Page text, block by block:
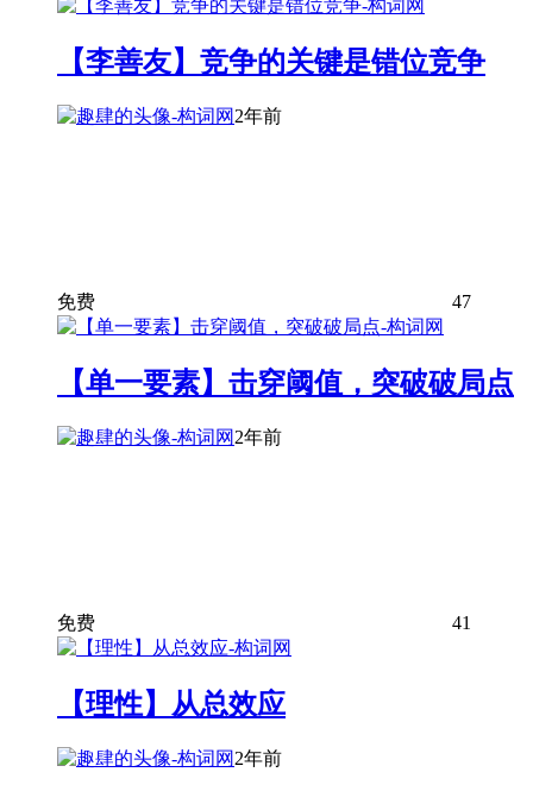
【李善友】竞争的关键是错位竞争
2年前
免费 47
【单一要素】击穿阈值，突破破局点
2年前
免费 41
【理性】从总效应
2年前